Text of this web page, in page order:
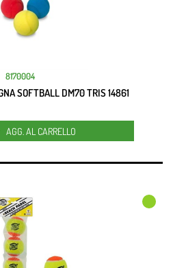
8170004
SOFTBALL DM70 TRIS 14861
Quantità
AGG. AL CARRELLO